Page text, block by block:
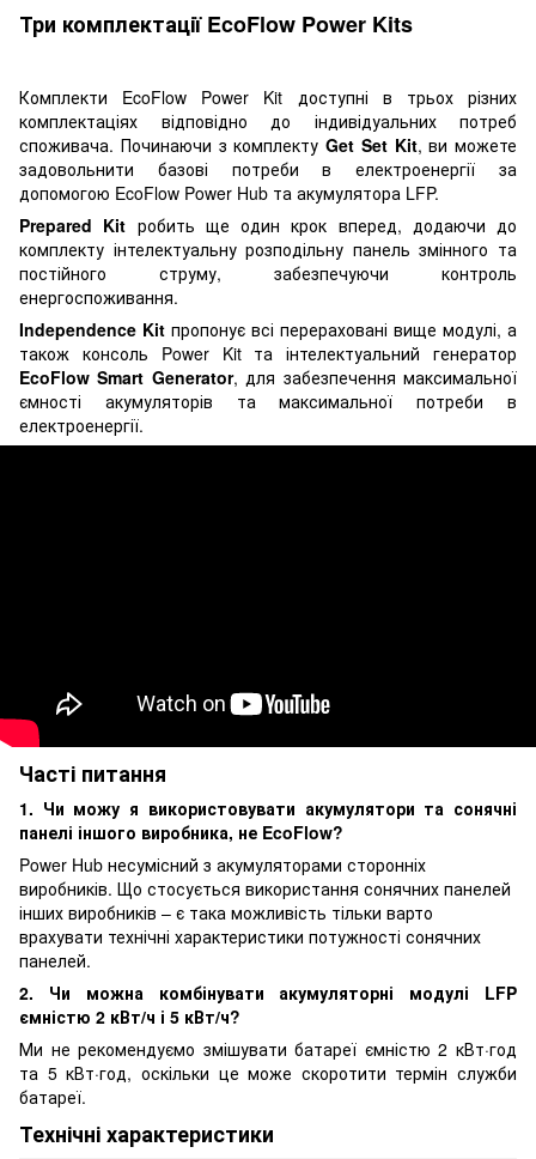
Три комплектації EcoFlow Power Kits
Комплекти EcoFlow Power Kit доступні в трьох різних
комплектаціях відповідно до індивідуальних потреб
споживача. Починаючи з комплекту Get Set Kit, ви можете
задовольнити базові потреби в електроенергії за
допомогою EcoFlow Power Hub та акумулятора LFP.
Prepared Kit робить ще один крок вперед, додаючи до
комплекту інтелектуальну розподільну панель змінного та
постійного струму, забезпечуючи контроль
енергоспоживання.
Independence Kit пропонує всі перераховані вище модулі, а
також консоль Power Kit та інтелектуальний генератор
EcoFlow Smart Generator, для забезпечення максимальної
ємності акумуляторів та максимальної потреби в
електроенергії.
Часті питання
1. Чи можу я використовувати акумулятори та сонячні
панелі іншого виробника, не EcoFlow?
Power Hub несумісний з акумуляторами сторонніх
виробників. Що стосується використання сонячних панелей
інших виробників – є така можливість тільки варто
врахувати технічні характеристики потужності сонячних
панелей.
2. Чи можна комбінувати акумуляторні модулі LFP
ємністю 2 кВт/ч і 5 кВт/ч?
Ми не рекомендуємо змішувати батареї ємністю 2 кВт·год
та 5 кВт·год, оскільки це може скоротити термін служби
батареї.
Технічні характеристики